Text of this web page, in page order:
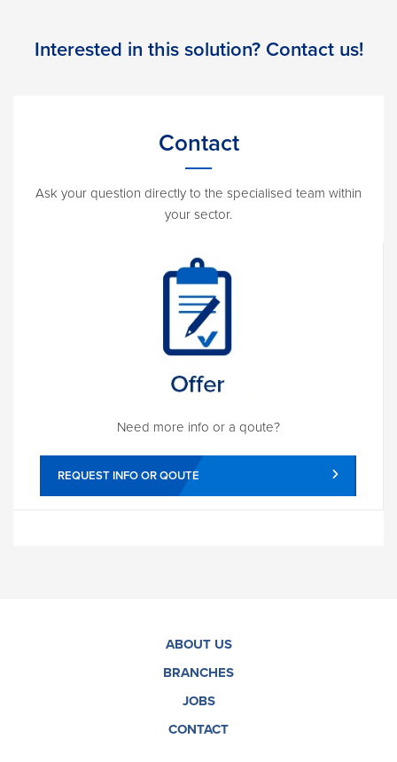
Interested in this solution? Contact us!
Contact
Ask your question directly to the specialised team within
your sector.
Need more info or a qoute?
REQUEST INFO OR QOUTE
ABOUT US
BRANCHES
JOBS
CONTACT